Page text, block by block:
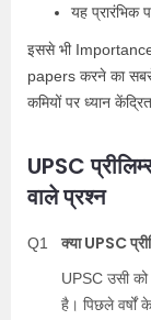
यह प्रारंभिक
इससे भी
papers करने का
कमियों पर ध्यान
UPSC
वाले प्रश्न
Q1 क्या UPSC
UPSC उसी
है। पिछले वर्षों